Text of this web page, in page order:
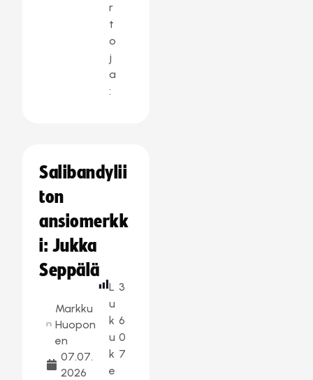
r
t
o
j
a
:
Salibandylii
ton
ansiomerkk
i: Jukka
Seppälä
Markku
Huopon
en
07.07.
2026
L
u
k
u
k
e
3
6
0
7